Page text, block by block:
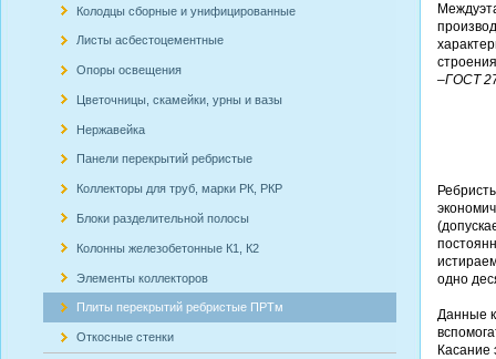
Колодцы сборные и унифицированные
Листы асбестоцементные
Опоры освещения
Цветочницы, скамейки, урны и вазы
Нержавейка
Панели перекрытий ребристые
Коллекторы для труб, марки РК, РКР
Блоки разделительной полосы
Колонны железобетонные К1, К2
Элементы коллекторов
Плиты перекрытий ребристые ПРТм
Откосные стенки
–ГОСТ
одно
Данные
Касание